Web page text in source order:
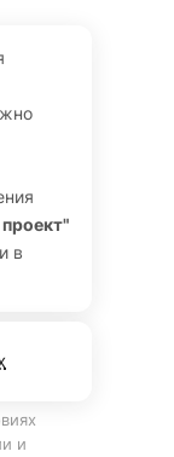
36
в
и